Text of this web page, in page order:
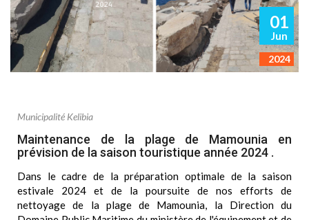
01
Jun
2024
Municipalité Kelibia
Maintenance de la plage de Mamounia en
prévision de la saison touristique année 2024 .
Dans le cadre de la préparation optimale de la saison
estivale 2024 et de la poursuite de nos efforts de
nettoyage de la plage de Mamounia, la Direction du